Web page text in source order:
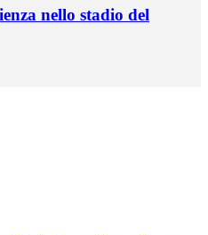
nello stadio del